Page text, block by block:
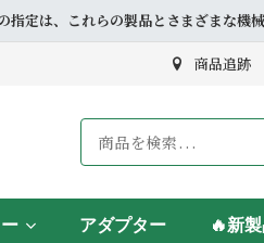
は、これらの製品とさまざまな機
商品追跡
アダプター 🔥新